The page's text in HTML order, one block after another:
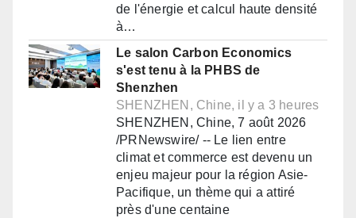
de l'énergie et calcul haute densité
à…
Le salon Carbon Economics
s'est tenu à la PHBS de
Shenzhen
SHENZHEN, Chine, il y a 3 heures
SHENZHEN, Chine, 7 août 2026
/PRNewswire/ -- Le lien entre
climat et commerce est devenu un
enjeu majeur pour la région Asie-
Pacifique, un thème qui a attiré
près d'une centaine